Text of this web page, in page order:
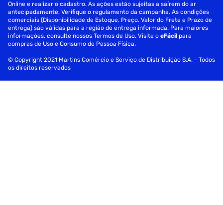
Online e realizar o cadastro. As ações estão sujeitas a saírem do ar
antecipadamente. Verifique o regulamento da campanha. As condições
comerciais (Disponibilidade de Estoque, Preço, Valor do Frete e Prazo de
entrega) são válidas para a região de entrega informada. Para maiores
informações, consulte nossos Termos de Uso. Visite oeFácil para
compras de Uso e Consumo de Pessoa Física.
© Copyright 2021 Martins Comércio e Serviço de Distribuição S.A. - Todos
os direitos reservados